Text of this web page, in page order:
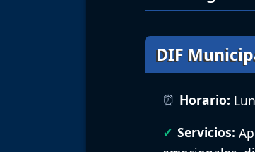
DIF
Horario:
Servicios: